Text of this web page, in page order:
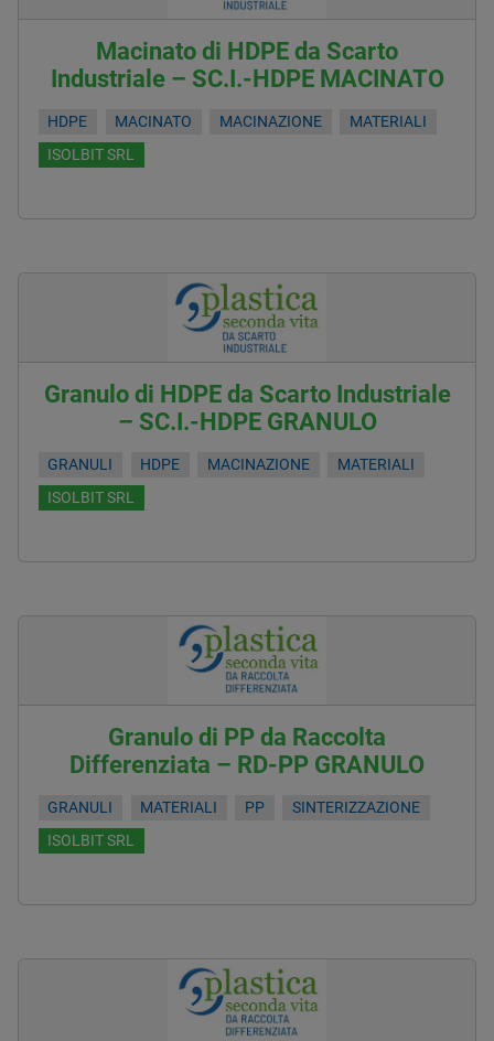
Macinato di HDPE da Scarto
Industriale – SC.I.-HDPE MACINATO
HDPE MACINATO MACINAZIONE
MATERIALI
ISOLBIT SRL
Granulo di HDPE da Scarto Industriale
– SC.I.-HDPE GRANULO
GRANULI HDPE MACINAZIONE
MATERIALI
ISOLBIT SRL
Granulo di PP da Raccolta
Differenziata – RD-PP GRANULO
GRANULI MATERIALI PP
SINTERIZZAZIONE
ISOLBIT SRL